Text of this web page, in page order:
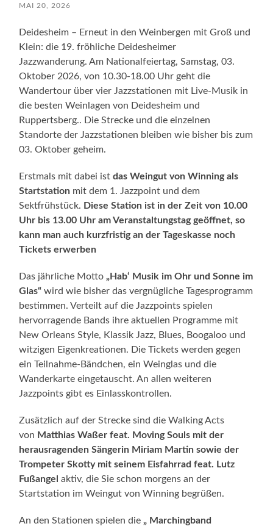
MAI 20, 2026
Deidesheim – Erneut in den Weinbergen mit Groß und
Klein: die 19. fröhliche Deidesheimer
Jazzwanderung. Am Nationalfeiertag, Samstag, 03.
Oktober 2026, von 10.30-18.00 Uhr geht die
Wandertour über vier Jazzstationen mit Live-Musik in
die besten Weinlagen von Deidesheim und
Ruppertsberg.. Die Strecke und die einzelnen
Standorte der Jazzstationen bleiben wie bisher bis zum
03. Oktober geheim.
Erstmals mit dabei istdas Weingut von Winning als
Startstation mit dem 1. Jazzpoint und dem
Sektfrühstück. Diese Station ist in der Zeit von 10.00
Uhr bis 13.00 Uhr am Veranstaltungstag geöffnet, so
kann man auch kurzfristig an der Tageskasse noch
Tickets erwerben
Das jährliche Motto„Hab‘ Musik im Ohr und Sonne im
Glas“ wird wie bisher das vergnügliche Tagesprogramm
bestimmen. Verteilt auf die Jazzpoints spielen
hervorragende Bands ihre aktuellen Programme mit
New Orleans Style, Klassik Jazz, Blues, Boogaloo und
witzigen Eigenkreationen. Die Tickets werden gegen
ein Teilnahme-Bändchen, ein Weinglas und die
Wanderkarte eingetauscht. An allen weiteren
Jazzpoints gibt es Einlasskontrollen.
Zusätzlich auf der Strecke sind die Walking Acts
von Matthias Waßer feat. Moving Souls mit der
herausragenden Sängerin Miriam Martin sowie der
Trompeter Skotty mit seinem Eisfahrrad feat. Lutz
Fußangel aktiv, die Sie schon morgens an der
Startstation im Weingut von Winning begrüßen.
An den Stationen spielen die„ Marchingband